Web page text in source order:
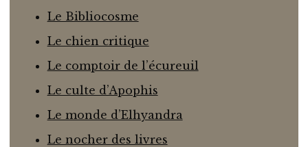
Le Bibliocosme
Le chien critique
Le comptoir de l’écureuil
Le culte d’Apophis
Le monde d’Elhyandra
Le nocher des livres